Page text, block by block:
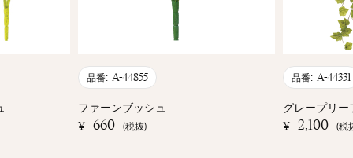
品番: A-44855
ファーンブッシュ
¥ 660 (税抜)
品番: A-44331
グレープリー
¥ 2,100 (税